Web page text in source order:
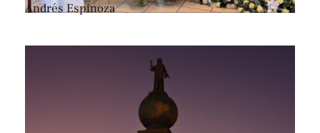
Andrés Espinoza